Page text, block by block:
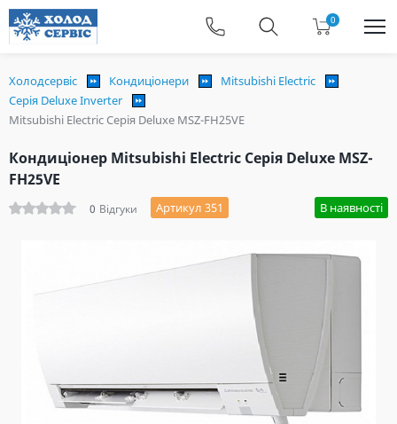
0
Холодсервіс Кондиціонери
Mitsubishi Electric
Серія Deluxe Inverter
Mitsubishi Electric Серія Deluxe MSZ-FH25VE
Кондиціонер Mitsubishi Electric Серія Deluxe MSZ-
FH25VE
0 Відгуки Артикул 351 В наявності